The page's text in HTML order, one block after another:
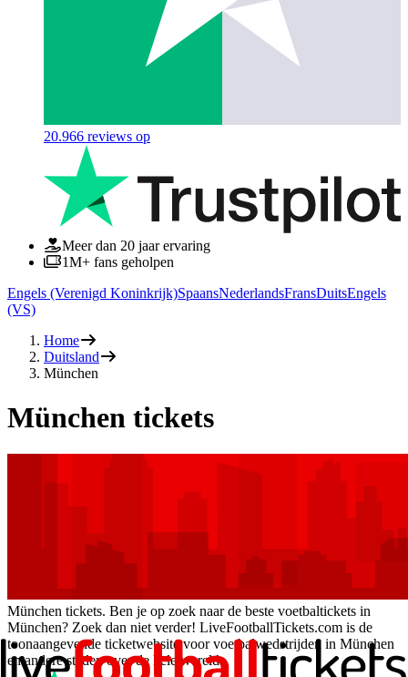
20.966 reviews op
Meer dan 20 jaar ervaring
1M+ fans geholpen
Engels (Verenigd Koninkrijk)SpaansNederlandsFransDuitsEngels
(VS)
Home
Duitsland
München
München tickets
München tickets. Ben je op zoek naar de beste voetbaltickets in
München? Zoek dan niet verder! LiveFootballTickets.com is de
toonaangevende ticketwebsite voor voetbalwedstrijden in München
en andere steden over de hele wereld.